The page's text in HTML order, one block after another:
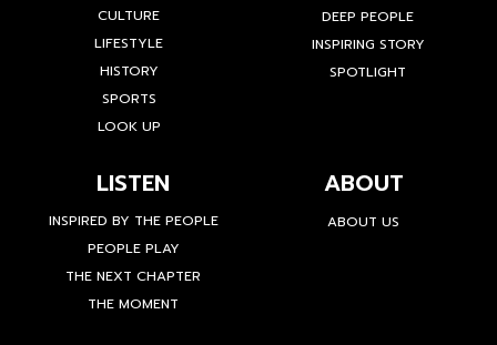
CULTURE
LIFESTYLE
HISTORY
SPORTS
LOOK UP
DEEP PEOPLE
INSPIRING STORY
SPOTLIGHT
LISTEN
INSPIRED BY THE PEOPLE
PEOPLE PLAY
THE NEXT CHAPTER
THE MOMENT
ABOUT
ABOUT US